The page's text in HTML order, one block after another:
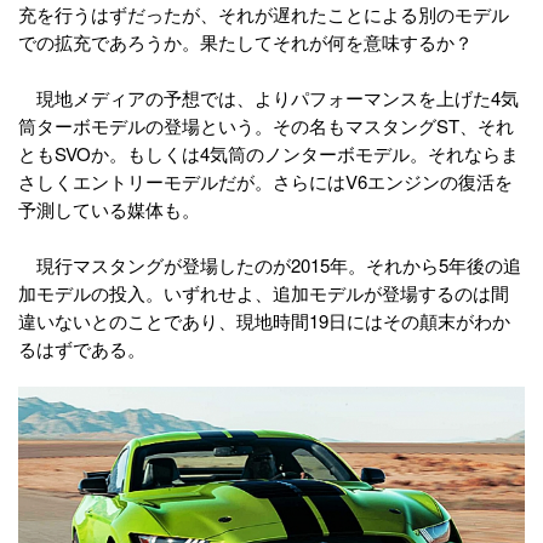
充を行うはずだったが、それが遅れたことによる別のモデル
での拡充であろうか。果たしてそれが何を意味するか？
現地メディアの予想では、よりパフォーマンスを上げた4気
筒ターボモデルの登場という。その名もマスタングST、それ
ともSVOか。もしくは4気筒のノンターボモデル。それならま
さしくエントリーモデルだが。さらにはV6エンジンの復活を
予測している媒体も。
現行マスタングが登場したのが2015年。それから5年後の追
加モデルの投入。いずれせよ、追加モデルが登場するのは間
違いないとのことであり、現地時間19日にはその顛末がわか
るはずである。